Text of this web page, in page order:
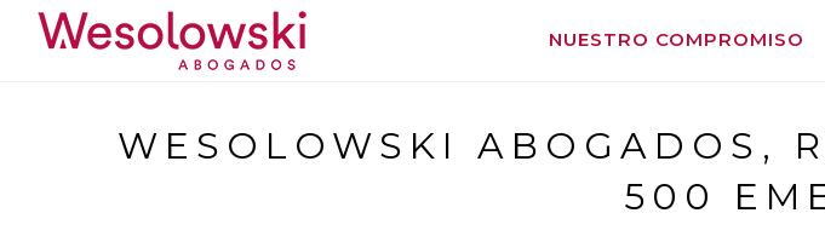
Saltar
NUESTRO COMPROMISO
WESOLOWSKI ABOGADOS,
500